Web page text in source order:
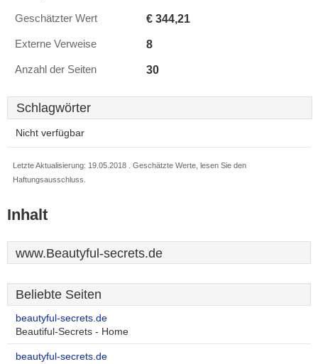
Geschätzter Wert € 344,21
Externe Verweise 8
Anzahl der Seiten 30
Schlagwörter
Nicht verfügbar
Letzte Aktualisierung: 19.05.2018 . Geschätzte Werte, lesen Sie den
Haftungsausschluss.
Inhalt
www.Beautyful-secrets.de
Beliebte Seiten
beautyful-secrets.de
Beautiful-Secrets - Home
beautyful-secrets.de